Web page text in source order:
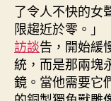
了令人不快的女
限趨近於零。」
訪談告，開始緩
統，而是那兩塊
鏡。當他需要它